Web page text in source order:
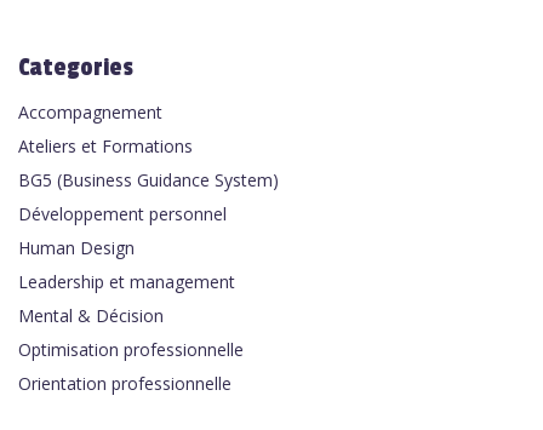
Categories
Accompagnement
Ateliers et Formations
BG5 (Business Guidance System)
Développement personnel
Human Design
Leadership et management
Mental & Décision
Optimisation professionnelle
Orientation professionnelle